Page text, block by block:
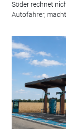
Söder rechnet
Autofahrer,